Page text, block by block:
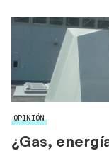
OPINIÓN
¿Gas,